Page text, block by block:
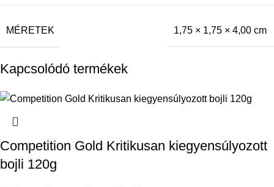
MÉRETEK 1,75 × 1,75 × 4,00 cm
Kapcsolódó termékek
Competition Gold Kritikusan kiegyensúlyozott
bojli 120g